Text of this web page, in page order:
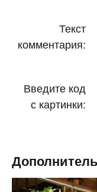
Текст
комментария:
Введите код
с картинки: